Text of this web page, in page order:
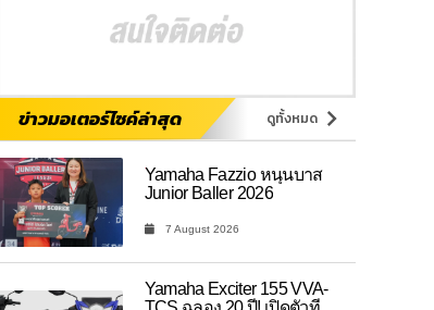
ข่าวมอเตอร์ไซค์ล่าสุด ดูทั้งหมด
Yamaha Fazzio หนุนบาส
Junior Baller 2026
7 August 2026
Yamaha Exciter 155 VVA-